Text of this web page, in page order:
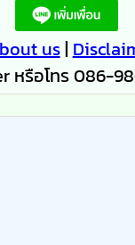
us|
หรือโทร 086-